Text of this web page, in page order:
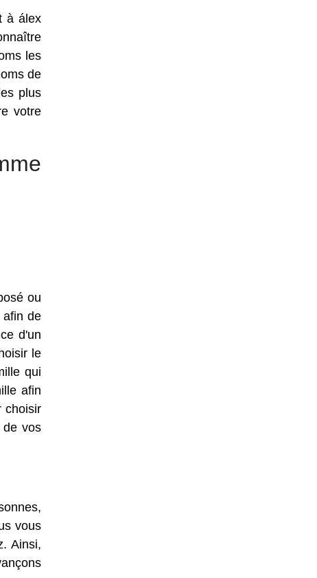
à álex
les
de
plus
votre
ou
de
d'un
le
qui
afin
choisir
de vos
vous
Ainsi,